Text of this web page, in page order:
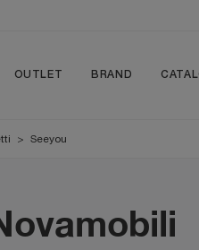
OUTLET BRAND
> Seeyou